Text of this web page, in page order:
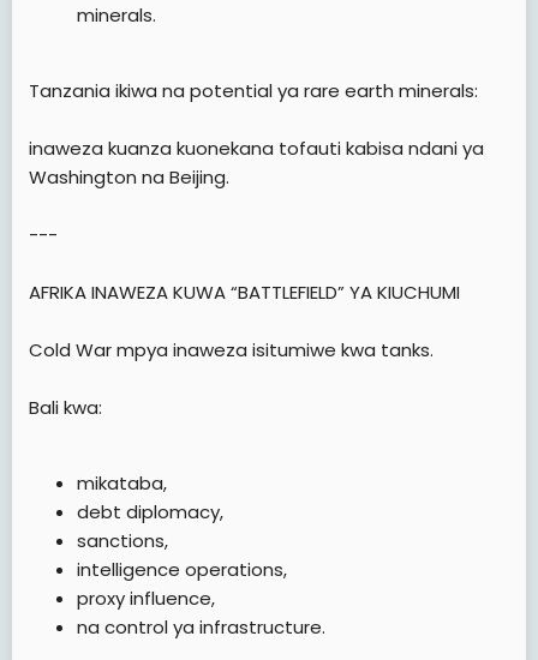
minerals.
Tanzania ikiwa na potential ya rare earth minerals:
inaweza kuanza kuonekana tofauti kabisa ndani ya
Washington na Beijing.
---
AFRIKA INAWEZA KUWA “BATTLEFIELD” YA KIUCHUMI
Cold War mpya inaweza isitumiwe kwa tanks.
Bali kwa:
mikataba,
debt diplomacy,
sanctions,
intelligence operations,
proxy influence,
na control ya infrastructure.